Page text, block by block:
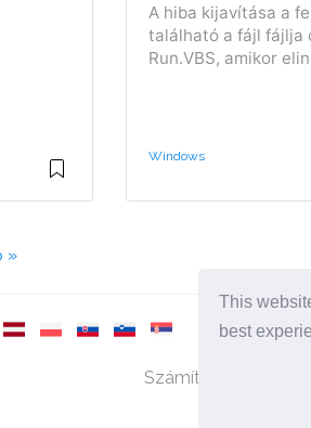
This
best
A hiba kijavítása a
található a fájl fájlja
Run.VBS, amikor
Windows
»
Számítógépekkel és